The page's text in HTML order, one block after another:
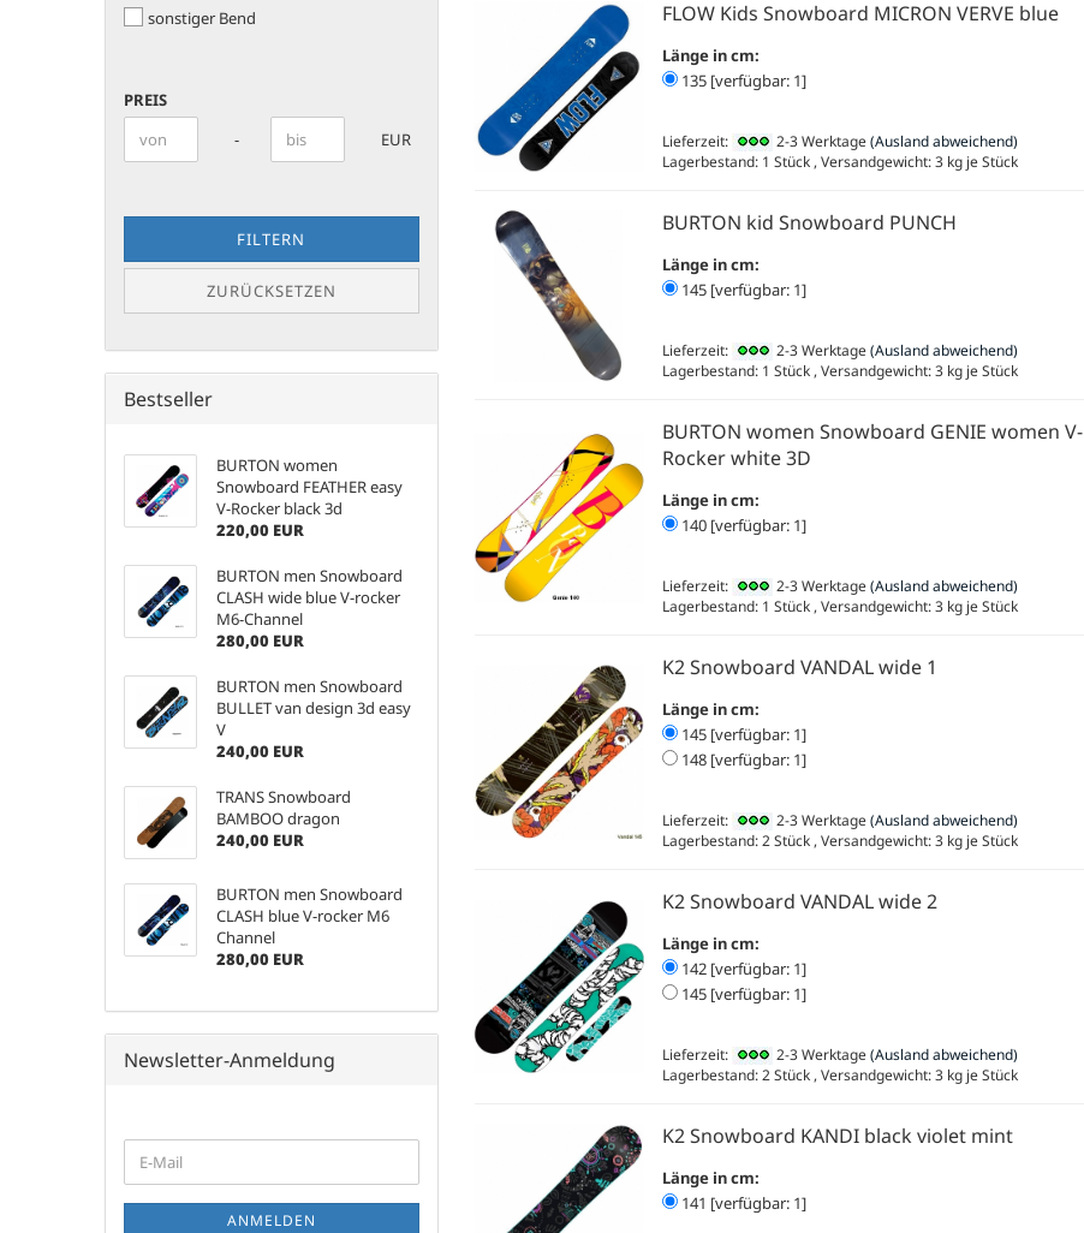
FLOW Kids Snowboard MICRON VERVE blue
Länge in cm:
135 [verfügbar: 1]
Lieferzeit: 2-3 Werktage (Ausland abweichend)
Lagerbestand: 1 Stück , Versandgewicht:3kg je Stück
BURTON kid Snowboard PUNCH
Länge in cm:
145 [verfügbar: 1]
Lieferzeit: 2-3 Werktage (Ausland abweichend)
Lagerbestand: 1 Stück , Versandgewicht:3kg je Stück
BURTON women Snowboard GENIE women V-
Rocker white 3D
Länge in cm:
140 [verfügbar: 1]
Lieferzeit: 2-3 Werktage (Ausland abweichend)
Lagerbestand: 1 Stück , Versandgewicht:3kg je Stück
K2 Snowboard VANDAL wide 1
Länge in cm:
145 [verfügbar: 1]
148 [verfügbar: 1]
Lieferzeit: 2-3 Werktage (Ausland abweichend)
Lagerbestand: 2 Stück , Versandgewicht:3kg je Stück
K2 Snowboard VANDAL wide 2
Länge in cm:
142 [verfügbar: 1]
145 [verfügbar: 1]
Lieferzeit: 2-3 Werktage (Ausland abweichend)
Lagerbestand: 2 Stück , Versandgewicht:3kg je Stück
K2 Snowboard KANDI black violet mint
Länge in cm:
141 [verfügbar: 1]
sonstiger Bend
PREIS
Preis bis
- EUR
FILTERN
ZURÜCKSETZEN
Bestseller
BURTON women
Snowboard FEATHER easy
V-Rocker black 3d
220,00 EUR
BURTON men Snowboard
CLASH wide blue V-rocker
M6-Channel
280,00 EUR
BURTON men Snowboard
BULLET van design 3d easy
V
240,00 EUR
TRANS Snowboard
BAMBOO dragon
240,00 EUR
BURTON men Snowboard
CLASH blue V-rocker M6
Channel
280,00 EUR
Newsletter-Anmeldung
ZUR
NEWSLETTER-
E-
Mail
ANMELDEN